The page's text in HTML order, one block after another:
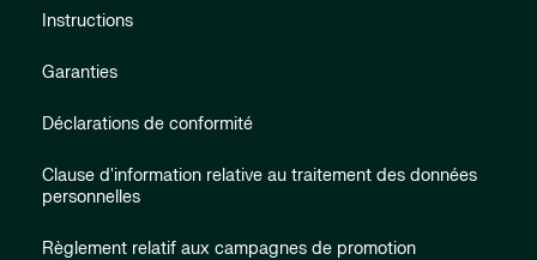
Instructions
Garanties
Déclarations de conformité
Clause d'information relative au traitement des données
personnelles
Règlement relatif aux campagnes de promotion